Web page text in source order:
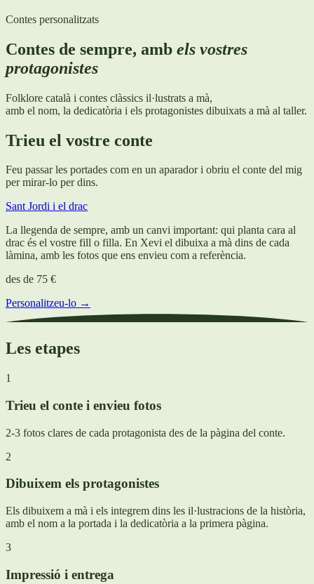
Contes personalitzats
Contes de sempre, amb els vostres
protagonistes
Folklore català i contes clàssics il·lustrats a mà,
amb el nom, la dedicatòria i els protagonistes dibuixats a mà al taller.
Trieu el vostre conte
Feu passar les portades com en un aparador i obriu el conte del mig
per mirar-lo per dins.
Sant Jordi i el drac
La llegenda de sempre, amb un canvi important: qui planta cara al
drac és el vostre fill o filla. En Xevi el dibuixa a mà dins de cada
làmina, amb les fotos que ens envieu com a referència.
des de 75 €
Personalitzeu-lo →
Les etapes
1
Trieu el conte i envieu fotos
2-3 fotos clares de cada protagonista des de la pàgina del conte.
2
Dibuixem els protagonistes
Els dibuixem a mà i els integrem dins les il·lustracions de la història,
amb el nom a la portada i la dedicatòria a la primera pàgina.
3
Impressió i entrega